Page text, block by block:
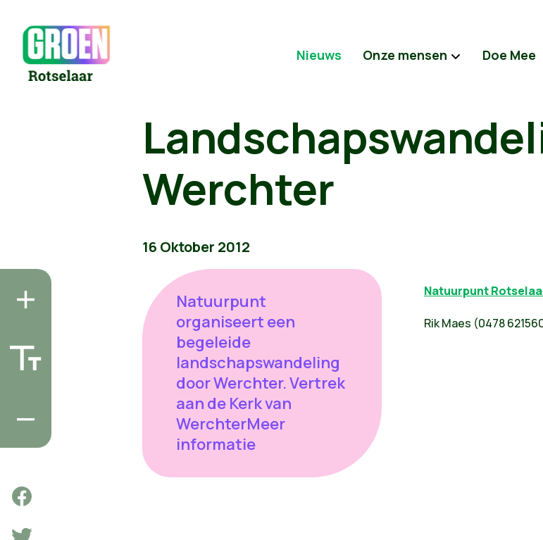
Nieuws Onze mensen Doe Mee
Werchter
16 Oktober 2012
Natuurpunt
organiseert een
begeleide
landschapswandeling
door Werchter. Vertrek
aan de Kerk van
WerchterMeer
informatie
Natuurpunt
Rik Maes (0478